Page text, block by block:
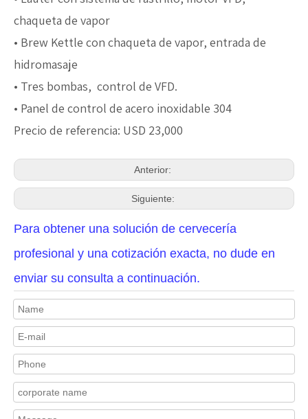
chaqueta de vapor
• Brew Kettle con chaqueta de vapor, entrada de
hidromasaje
• Tres bombas, control de VFD.
• Panel de control de acero inoxidable 304
Precio de referencia: USD 23,000
Anterior:
Siguiente:
Para obtener una solución de cervecería
profesional y una cotización exacta, no dude en
enviar su consulta a continuación.